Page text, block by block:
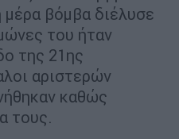
βόμβα διέλυσε
του ήταν
της 21ης
αριστερών
καθώς
τους.